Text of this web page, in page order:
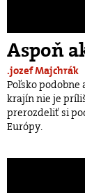
Aspoň
.jozef Majchrák
Poľsko podobne
krajín nie je
prerozdeliť si
Európy.